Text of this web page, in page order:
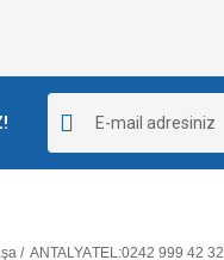
/ ANTALYATEL:0242 999 42 32